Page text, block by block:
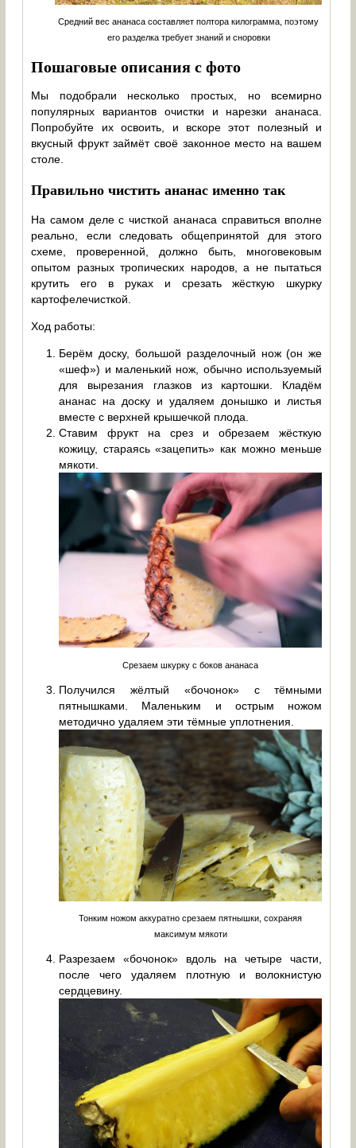
Средний вес ананаса составляет полтора килограмма, поэтому
его разделка требует знаний и сноровки
Пошаговые описания с фото
Мы подобрали несколько простых, но всемирно
популярных вариантов очистки и нарезки ананаса.
Попробуйте их освоить, и вскоре этот полезный и
вкусный фрукт займёт своё законное место на вашем
столе.
Правильно чистить ананас именно так
На самом деле с чисткой ананаса справиться вполне
реально, если следовать общепринятой для этого
схеме, проверенной, должно быть, многовековым
опытом разных тропических народов, а не пытаться
крутить его в руках и срезать жёсткую шкурку
картофелечисткой.
Ход работы:
Берём доску, большой разделочный нож (он же
«шеф») и маленький нож, обычно используемый
для вырезания глазков из картошки. Кладём
ананас на доску и удаляем донышко и листья
вместе с верхней крышечкой плода.
Ставим фрукт на срез и обрезаем жёсткую
кожицу, стараясь «зацепить» как можно меньше
мякоти.
Срезаем шкурку с боков ананаса
Получился жёлтый «бочонок» с тёмными
пятнышками. Маленьким и острым ножом
методично удаляем эти тёмные уплотнения.
Тонким ножом аккуратно срезаем пятнышки, сохраняя
максимум мякоти
Разрезаем «бочонок» вдоль на четыре части,
после чего удаляем плотную и волокнистую
сердцевину.